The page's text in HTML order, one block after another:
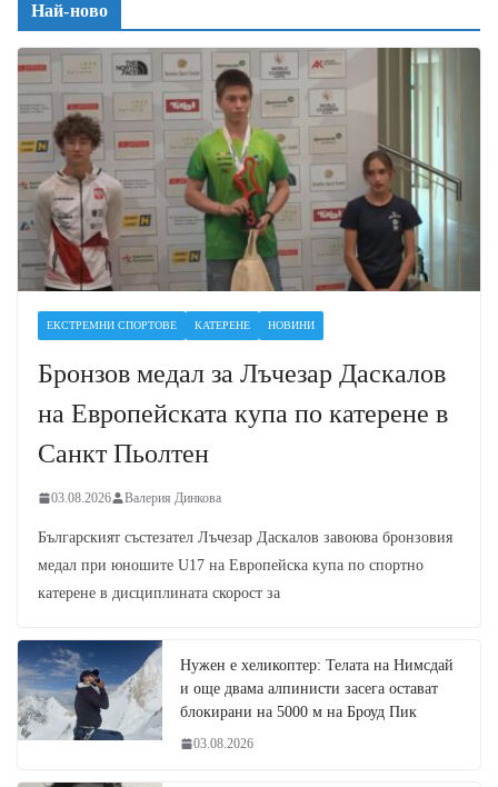
Най-ново
ЕКСТРЕМНИ СПОРТОВЕ КАТЕРЕНЕ НОВИНИ
Бронзов медал за Лъчезар Даскалов
на Европейската купа по катерене в
Санкт Пьолтен
03.08.2026 Валерия Динкова
Българският състезател Лъчезар Даскалов завоюва бронзовия
медал при юношите U17 на Европейска купа по спортно
катерене в дисциплината скорост за
Нужен е хеликоптер: Телата на Нимсдай
и още двама алпинисти засега остават
блокирани на 5000 м на Броуд Пик
03.08.2026